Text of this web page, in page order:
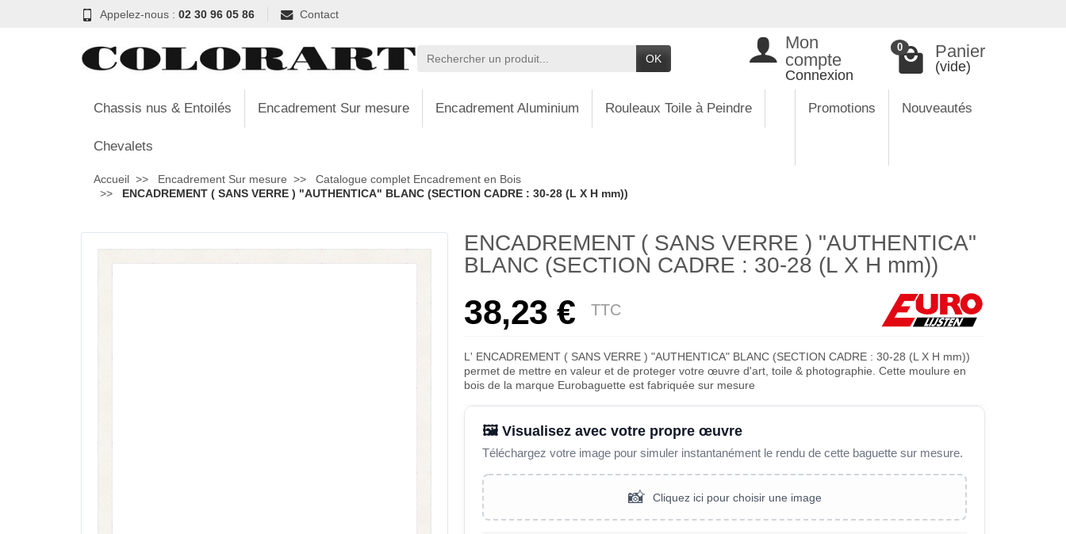
Appelez-nous : 02 30 96 05 86 Contact
OK
Mon
compte
Connexion
0 Panier
(vide)
Chassis nus & Entoilés Encadrement Sur mesure Encadrement Aluminium Rouleaux Toile à Peindre
Chevalets
Promotions Nouveautés
Accueil Encadrement Sur mesure
Catalogue complet Encadrement en Bois
ENCADREMENT ( SANS VERRE ) "AUTHENTICA" BLANC (SECTION CADRE : 30-28 (L X H mm))
ENCADREMENT ( SANS VERRE ) "AUTHENTICA"
BLANC (SECTION CADRE : 30-28 (L X H mm))
38,23 € TTC
L' ENCADREMENT ( SANS VERRE ) "AUTHENTICA" BLANC (SECTION CADRE : 30-28 (L X H mm))
permet de mettre en valeur et de proteger votre œuvre d'art, toile & photographie. Cette moulure en
bois de la marque Eurobaguette est fabriquée sur mesure
🖼️ Visualisez avec votre propre œuvre
Téléchargez votre image pour simuler instantanément le rendu de cette baguette sur mesure.
📸 Cliquez ici pour choisir une image